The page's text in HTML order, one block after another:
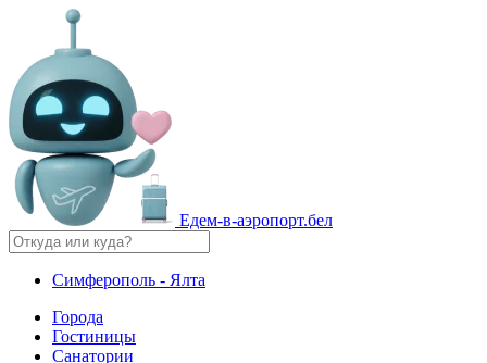
Едем-в-аэропорт.бел
Симферополь - Ялта
Города
Гостиницы
Санатории